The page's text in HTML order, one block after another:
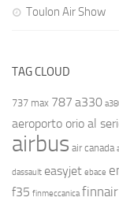
Toulon Air Show
TAG CLOUD
737 max 787 a330
aeroporto orio al
airbus air canada
dassault easyjet ebace
f35 finmeccanica finnair